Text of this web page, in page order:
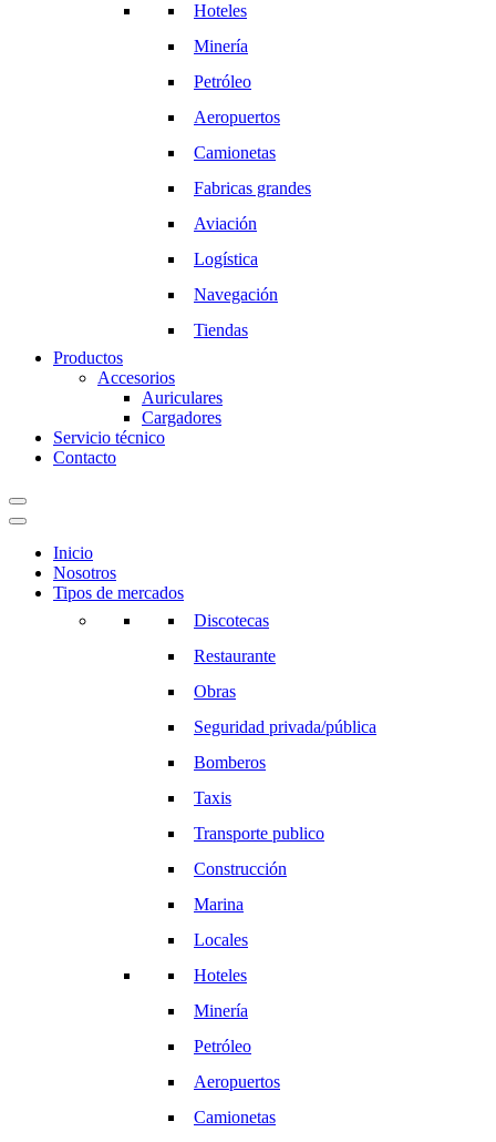
Hoteles
Minería
Petróleo
Aeropuertos
Camionetas
Fabricas grandes
Aviación
Logística
Navegación
Tiendas
Productos
Accesorios
Auriculares
Cargadores
Servicio técnico
Contacto
Inicio
Nosotros
Tipos de mercados
Discotecas
Restaurante
Obras
Seguridad privada/pública
Bomberos
Taxis
Transporte publico
Construcción
Marina
Locales
Hoteles
Minería
Petróleo
Aeropuertos
Camionetas